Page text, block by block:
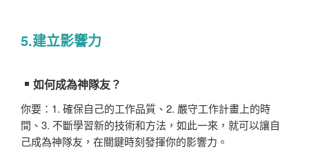
5.建立影響力
如何成為神隊友？
你要：1. 確保自己的工作品質、2. 嚴守工作計畫上的時
間、3. 不斷學習新的技術和方法，如此一來，就可以讓自
己成為神隊友，在關鍵時刻發揮你的影響力。